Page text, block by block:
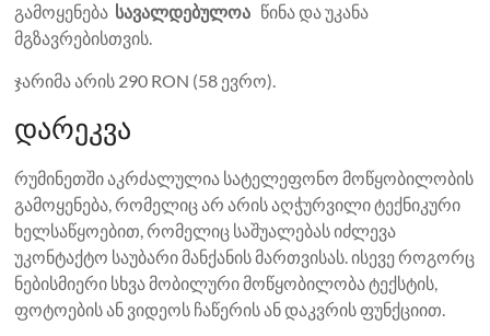
გამოყენება სავალდებულოა წინა და უკანა
მგზავრებისთვის.
ჯარიმა არის 290 RON (58 ევრო).
დარეკვა
რუმინეთში აკრძალულია სატელეფონო მოწყობილობის
გამოყენება, რომელიც არ არის აღჭურვილი ტექნიკური
ხელსაწყოებით, რომელიც საშუალებას იძლევა
უკონტაქტო საუბარი მანქანის მართვისას. ისევე როგორც
ნებისმიერი სხვა მობილური მოწყობილობა ტექსტის,
ფოტოების ან ვიდეოს ჩაწერის ან დაკვრის ფუნქციით.